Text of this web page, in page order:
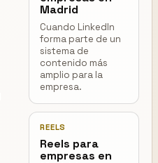
Madrid
Cuando LinkedIn
forma parte de un
sistema de
contenido más
amplio para la
empresa.
REELS
Reels para
empresas en